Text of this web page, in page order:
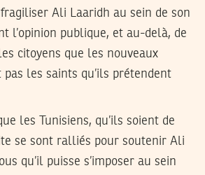
Ali Laaridh au sein de son
l’opinion publique, et au-delà, de
citoyens que les nouveaux
les saints qu’ils prétendent
les Tunisiens, qu’ils soient de
se sont ralliés pour soutenir Ali
qu’il puisse s’imposer au sein